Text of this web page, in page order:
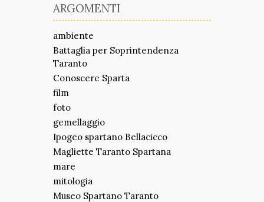
ARGOMENTI
ambiente
Battaglia per Soprintendenza
Taranto
Conoscere Sparta
film
foto
gemellaggio
Ipogeo spartano Bellacicco
Magliette Taranto Spartana
mare
mitologia
Museo Spartano Taranto